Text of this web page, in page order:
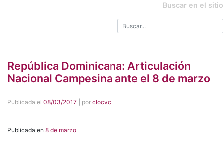
Buscar en el sitio
República Dominicana: Articulación
Nacional Campesina ante el 8 de marzo
Publicada el 08/03/2017 por clocvc
Publicada en 8 de marzo